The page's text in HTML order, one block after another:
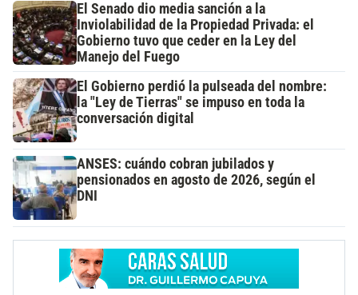
El Senado dio media sanción a la
Inviolabilidad de la Propiedad Privada: el
Gobierno tuvo que ceder en la Ley del
Manejo del Fuego
El Gobierno perdió la pulseada del nombre:
la "Ley de Tierras" se impuso en toda la
conversación digital
ANSES: cuándo cobran jubilados y
pensionados en agosto de 2026, según el
DNI